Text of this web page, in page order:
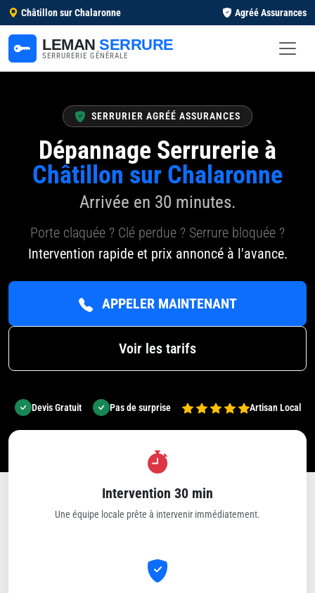
Châtillon sur Chalaronne Agréé Assurances
LEMAN SERRURE
SERRURERIE GÉNÉRALE
SERRURIER AGRÉÉ ASSURANCES
Dépannage Serrurerie à
Châtillon sur Chalaronne
Arrivée en 30 minutes.
Porte claquée ? Clé perdue ? Serrure bloquée ?
Intervention rapide et prix annoncé à l'avance.
APPELER MAINTENANT
Voir les tarifs
Devis Gratuit Pas de surprise Artisan Local
Intervention 30 min
Une équipe locale prête à intervenir immédiatement.